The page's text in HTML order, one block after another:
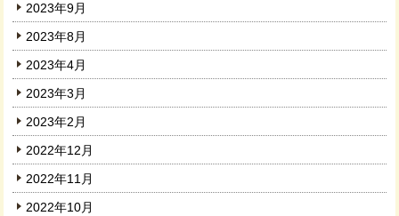
2023年9月
2023年8月
2023年4月
2023年3月
2023年2月
2022年12月
2022年11月
2022年10月